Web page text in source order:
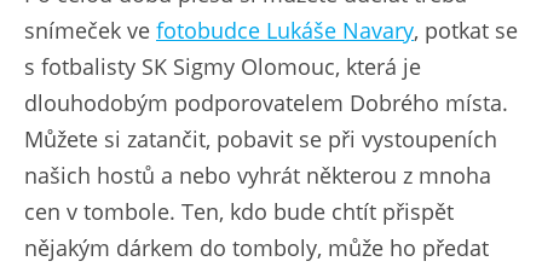
snímeček ve fotobudce Lukáše Navary, potkat se
s fotbalisty SK Sigmy Olomouc, která je
dlouhodobým podporovatelem Dobrého místa.
Můžete si zatančit, pobavit se při vystoupeních
našich hostů a nebo vyhrát některou z mnoha
cen v tombole. Ten, kdo bude chtít přispět
nějakým dárkem do tomboly, může ho předat